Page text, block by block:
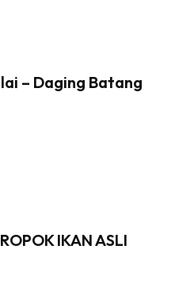
– Daging Batang
IKAN ASLI